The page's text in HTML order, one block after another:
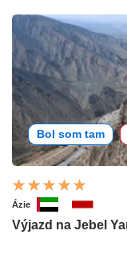
Bol som tam
Ázie
Výjazd na Jebel